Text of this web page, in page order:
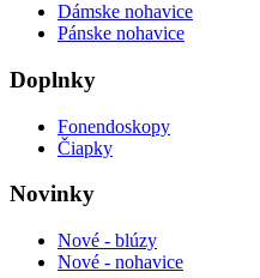
Dámske nohavice
Pánske nohavice
Doplnky
Fonendoskopy
Čiapky
Novinky
Nové - blúzy
Nové - nohavice